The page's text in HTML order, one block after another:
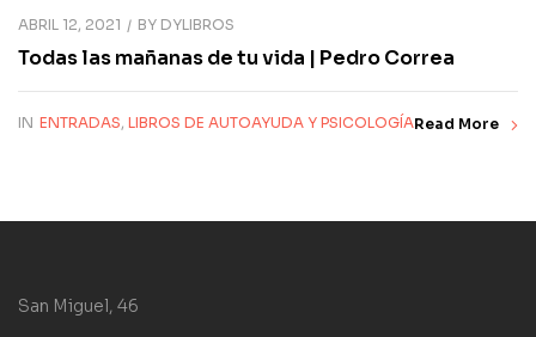
ABRIL 12, 2021 BY DYLIBROS
Todas las mañanas de tu vida | Pedro Correa
IN ENTRADAS, LIBROS DE AUTOAYUDA Y PSICOLOGÍARead More
San Miguel, 46